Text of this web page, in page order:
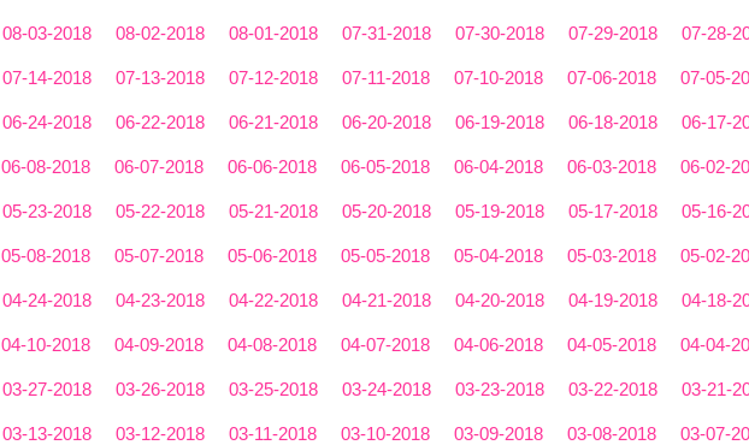
08-03-2018 08-02-2018 08-01-2018 07-31-2018 07-30-2018 07-29-2018 07-28-
07-14-2018 07-13-2018 07-12-2018 07-11-2018 07-10-2018 07-06-2018 07-05-
06-24-2018 06-22-2018 06-21-2018 06-20-2018 06-19-2018 06-18-2018 06-17-
06-08-2018 06-07-2018 06-06-2018 06-05-2018 06-04-2018 06-03-2018 06-02-
05-23-2018 05-22-2018 05-21-2018 05-20-2018 05-19-2018 05-17-2018 05-16-
05-08-2018 05-07-2018 05-06-2018 05-05-2018 05-04-2018 05-03-2018 05-02-
04-24-2018 04-23-2018 04-22-2018 04-21-2018 04-20-2018 04-19-2018 04-18-
04-10-2018 04-09-2018 04-08-2018 04-07-2018 04-06-2018 04-05-2018 04-04-
03-27-2018 03-26-2018 03-25-2018 03-24-2018 03-23-2018 03-22-2018 03-21-
03-13-2018 03-12-2018 03-11-2018 03-10-2018 03-09-2018 03-08-2018 03-07-